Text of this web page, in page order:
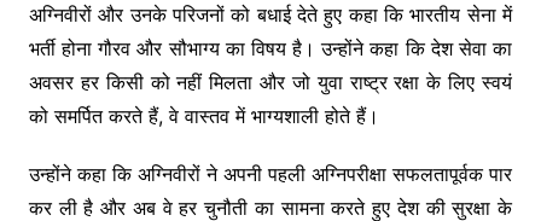
अग्निवीरों और उनके परिजनों को बधाई देते हुए कहा कि भारतीय सेना में
भर्ती होना गौरव और सौभाग्य का विषय है। उन्होंने कहा कि देश सेवा का
अवसर हर किसी को नहीं मिलता और जो युवा राष्ट्र रक्षा के लिए स्वयं
को समर्पित करते हैं, वे वास्तव में भाग्यशाली होते हैं।
उन्होंने कहा कि अग्निवीरों ने अपनी पहली अग्निपरीक्षा सफलतापूर्वक पार
कर ली है और अब वे हर चुनौती का सामना करते हुए देश की सुरक्षा के